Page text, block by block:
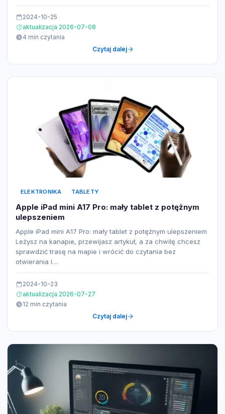
2024-10-25
aktualizacja 2026-07-08
4 min czytania
Czytaj dalej
ELEKTRONIKA TABLETY
Apple iPad mini A17 Pro: mały tablet z potężnym
ulepszeniem
Apple iPad mini A17 Pro: mały tablet z potężnym ulepszeniem
Leżysz na kanapie, przewijasz artykuł, a za chwilę chcesz
sprawdzić trasę na mapie i wrócić do czytania bez
otwierania l…
2024-10-23
aktualizacja 2026-07-27
12 min czytania
Czytaj dalej